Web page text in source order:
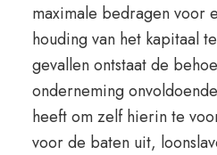
maximale bedragen voor
houding van het kapitaal
gevallen ontstaat de
onderneming
heeft om zelf hierin te
voor de baten uit,